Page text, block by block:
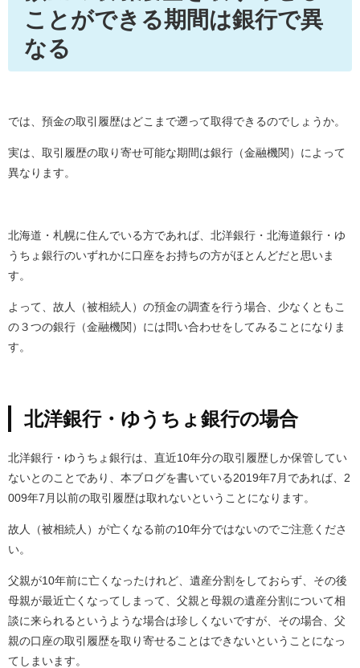
ことができる期間は銀行で異
なる
では、預金の取引履歴はどこまで遡って取得できるのでしょうか。
実は、取引履歴の取り寄せ可能な期間は銀行（金融機関）によって
異なります。
北海道・札幌に住んでいる方であれば、北洋銀行・北海道銀行・ゆ
うちょ銀行のいずれかに口座をお持ちの方がほとんどだと思いま
す。
よって、故人（被相続人）の預金の調査を行う場合、少なくともこ
の３つの銀行（金融機関）には問い合わせをしてみることになりま
す。
北洋銀行・ゆうちょ銀行の場合
北洋銀行・ゆうちょ銀行は、直近10年分の取引履歴しか保管してい
ないとのことであり、本ブログを書いている2019年7月であれば、2
009年7月以前の取引履歴は取れないということになります。
故人（被相続人）が亡くなる前の10年分ではないのでご注意くださ
い。
父親が10年前に亡くなったけれど、遺産分割をしておらず、その後
母親が最近亡くなってしまって、父親と母親の遺産分割について相
談に来られるというような場合は珍しくないですが、その場合、父
親の口座の取引履歴を取り寄せることはできないということになっ
てしまいます。